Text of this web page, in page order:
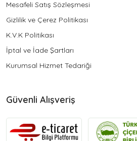
Mesafeli Satış Sözleşmesi
Gizlilik ve Çerez Politikası
K.V.K Politikası
İptal ve İade Şartları
Kurumsal Hizmet Tedariği
Güvenli Alışveriş